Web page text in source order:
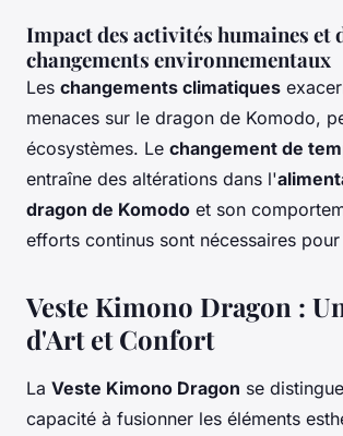
Impact des activités humaines et
changements environnementaux
Les changements climatiques
menaces sur le dragon de Komodo,
écosystèmes. Le changement de
entraîne des altérations dans l'
dragon de Komodo et son
efforts continus sont nécessaires
Veste Kimono Dragon :
d'Art et Confort
La Veste Kimono Dragon se
capacité à fusionner les éléments